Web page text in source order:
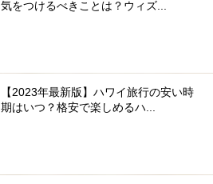
気をつけるべきことは？ウィズ...
【2023年最新版】ハワイ旅行の安い時
期はいつ？格安で楽しめるハ...